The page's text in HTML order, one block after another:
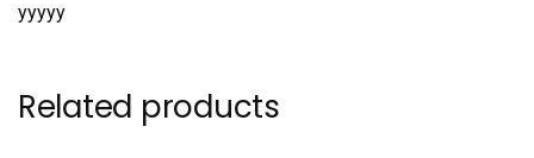
yyyyy
Related products